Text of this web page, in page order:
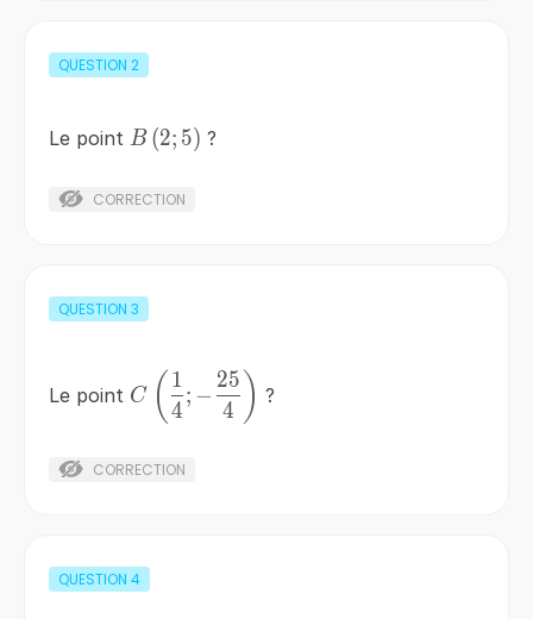
QUESTION 2
Le point B\left(2;5\right)
B (2; 5) ?
CORRECTION
QUESTION 3
Le point
C\left(\frac{1}
{4} ;-\frac{25}
C ( 4
1
; −
4
25 ) ?
CORRECTION
QUESTION 4